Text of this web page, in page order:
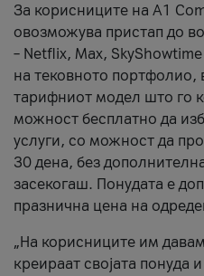
За корисниците на A1
овозможува пристап до
– Netflix, Max,
на тековното портфолио,
тарифниот модел што го
можност бесплатно да
услуги, со можност да
30 дена, без
засекогаш. Понудата е
празнична цена на
„На корисниците им
креираат својата понуда